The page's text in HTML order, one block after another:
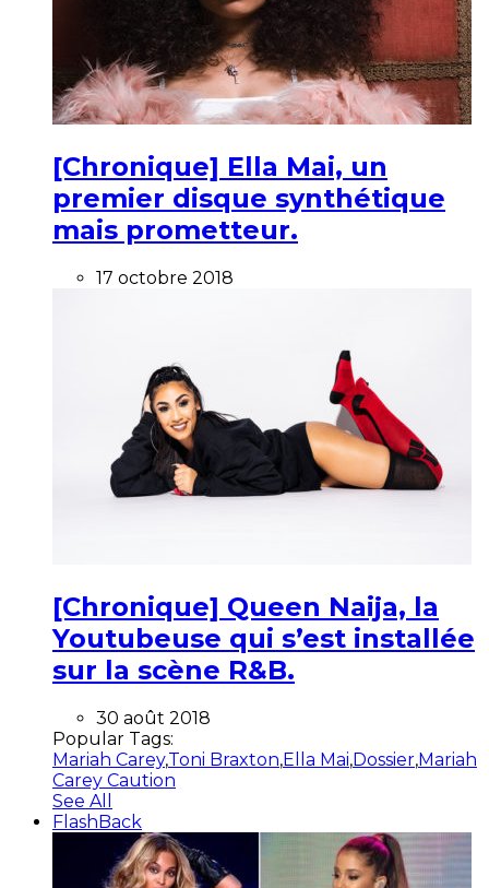
[Chronique] Ella Mai, un
premier disque synthétique
mais prometteur.
17 octobre 2018
[Chronique] Queen Naija, la
Youtubeuse qui s’est installée
sur la scène R&B.
30 août 2018
Popular Tags:
Mariah Carey,Toni Braxton,Ella Mai,Dossier,Mariah
Carey Caution
See All
FlashBack